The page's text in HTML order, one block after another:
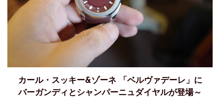
カール・スッキー&ゾーネ 「ベルヴァデーレ」に
バーガンディとシャンパーニュダイヤルが登場～